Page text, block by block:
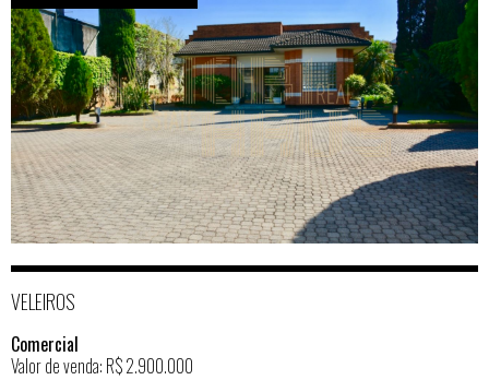
VELEIROS
Comercial
Valor de venda: R$ 2.900.000